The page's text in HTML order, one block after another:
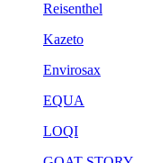
Reisenthel
Kazeto
Envirosax
EQUA
LOQI